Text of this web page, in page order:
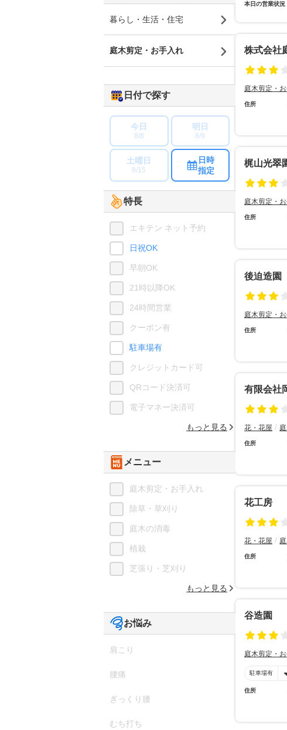
本日の営業状況
株式会社
庭木剪定・
住所
梶山光翠
庭木剪定・
住所
後迫造園
庭木剪定・
住所
有限会社
花・花屋
住所
花工房
花・花屋
住所
谷造園
庭木剪定・
駐車場有
住所
暮らし・生活・住宅
庭木剪定・お手入れ
日付で探す
今日
8/8
明日
8/9
土曜日
8/15
日時
指定
特長
エキテン ネット予約
日祝OK
早朝OK
21時以降OK
24時間営業
クーポン有
駐車場有
クレジットカード可
QRコード決済可
電子マネー決済可
もっと見る
メニュー
庭木剪定・お手入れ
除草・草刈り
庭木の消毒
植栽
芝張り・芝刈り
もっと見る
お悩み
肩こり
腰痛
ぎっくり腰
むち打ち